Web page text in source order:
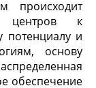
происходит
центров к
потенциалу и
основу
обеспечение